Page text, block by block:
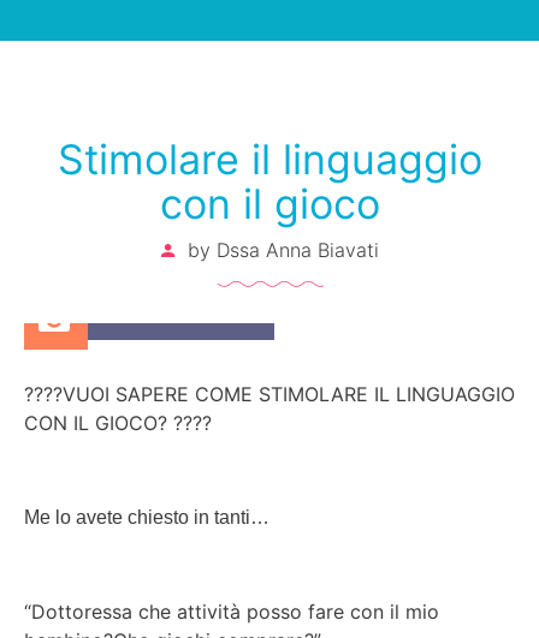
Stimolare il linguaggio
con il gioco
by Dssa Anna Biavati
????VUOI SAPERE COME STIMOLARE IL LINGUAGGIO
CON IL GIOCO? ????
Me lo avete chiesto in tanti…
“Dottoressa che attività posso fare con il mio